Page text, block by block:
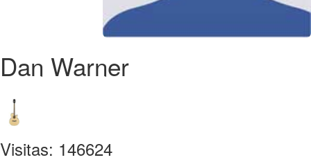
Dan Warner
Visitas: 146624